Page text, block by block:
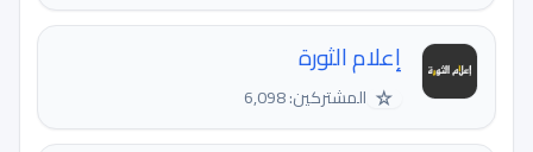
إعلام الثورة
☆ المشتركين: 6,098